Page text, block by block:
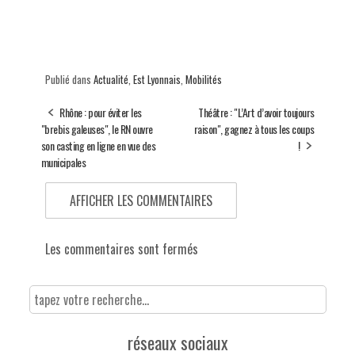
Publié dans Actualité, Est Lyonnais, Mobilités
Rhône : pour éviter les
"brebis galeuses", le RN ouvre
son casting en ligne en vue des
municipales
Théâtre : "L’Art d’avoir toujours
raison", gagnez à tous les coups
!
AFFICHER LES COMMENTAIRES
Les commentaires sont fermés
réseaux sociaux